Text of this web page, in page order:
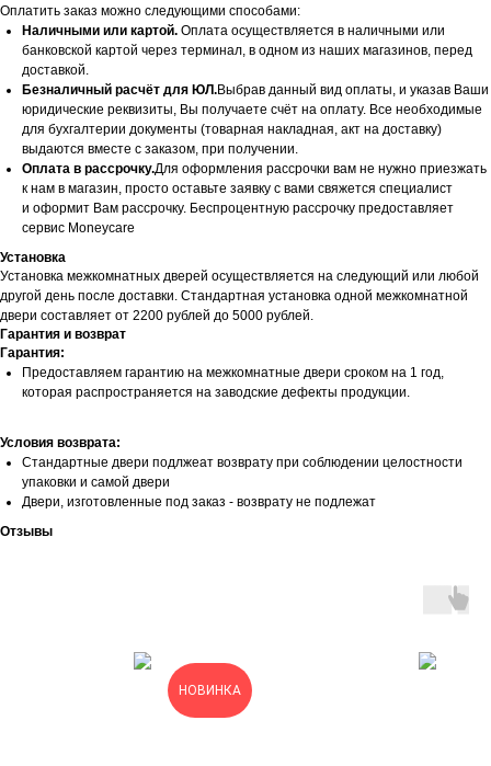
Оплатить заказ можно следующими способами:
Наличными или картой. Оплата осуществляется в наличными или
банковской картой через терминал, в одном из наших магазинов, перед
доставкой.
Безналичный расчёт для ЮЛ.Выбрав данный вид оплаты, и указав Ваши
юридические реквизиты, Вы получаете счёт на оплату. Все необходимые
для бухгалтерии документы (товарная накладная, акт на доставку)
выдаются вместе с заказом, при получении.
Оплата в рассрочку.Для оформления рассрочки вам не нужно приезжать
к нам в магазин, просто оставьте заявку с вами свяжется специалист
и оформит Вам рассрочку. Беспроцентную рассрочку предоставляет
сервис Moneycare
Установка
Установка межкомнатных дверей осуществляется на следующий или любой
другой день после доставки. Стандартная установка одной межкомнатной
двери составляет от 2200 рублей до 5000 рублей.
Гарантия и возврат
Гарантия:
Предоставляем гарантию на межкомнатные двери сроком на 1 год,
которая распространяется на заводские дефекты продукции.
Условия возврата:
Стандартные двери подлжеат возврату при соблюдении целостности
упаковки и самой двери
Двери, изготовленные под заказ - возврату не подлежат
Отзывы
НОВИНКА